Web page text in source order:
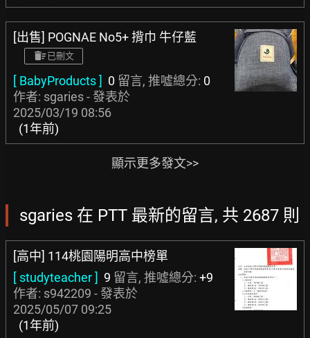
[出售] POGNAE No5+ 揹巾 牛仔藍
已刪文
[ BabyProducts ] 0 留言, 推噓總分: 0
作者: sgaries - 發表於
2025/03/19 08:56
(1年前)
顯示更多發文>>
sgaries 在 PTT 最新的留言, 共 2687 則
[高中] 114桃園陽明高中榜單
[ studyteacher ] 9 留言, 推噓總分: +9
作者: s942209 - 發表於
2025/05/07 09:25
(1年前)